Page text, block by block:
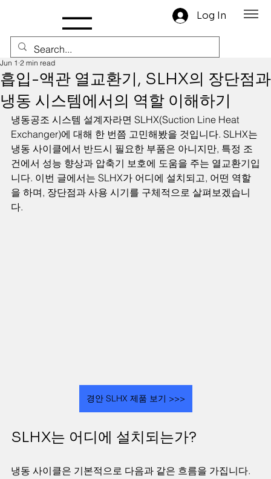
Log In
흡입-액관 열교환기, SLHX의 장단점과
냉동 시스템에서의 역할 이해하기
Jun 1 2 min read
냉동공조 시스템 설계자라면 SLHX(Suction Line Heat
Exchanger)에 대해 한 번쯤 고민해봤을 것입니다. SLHX는
냉동 사이클에서 반드시 필요한 부품은 아니지만, 특정 조
건에서 성능 향상과 압축기 보호에 도움을 주는 열교환기입
니다. 이번 글에서는 SLHX가 어디에 설치되고, 어떤 역할
을 하며, 장단점과 사용 시기를 구체적으로 살펴보겠습니
다.
경안 SLHX 제품 보기 >>>
SLHX는 어디에 설치되는가?
냉동 사이클은 기본적으로 다음과 같은 흐름을 가집니다.